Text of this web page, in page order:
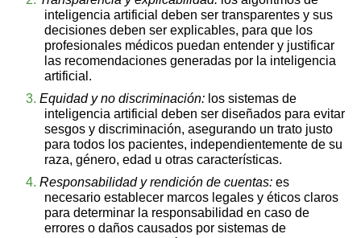
inteligencia artificial deben ser transparentes y sus
decisiones deben ser explicables, para que los
profesionales médicos puedan entender y justificar
las recomendaciones generadas por la inteligencia
artificial.
3. Equidad y no discriminación: los sistemas de
inteligencia artificial deben ser diseñados para evitar
sesgos y discriminación, asegurando un trato justo
para todos los pacientes, independientemente de su
raza, género, edad u otras características.
4. Responsabilidad y rendición de cuentas: es
necesario establecer marcos legales y éticos claros
para determinar la responsabilidad en caso de
errores o daños causados por sistemas de